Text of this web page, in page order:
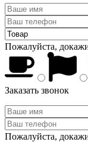
Пожалуйста,
Заказать звонок
Пожалуйста,